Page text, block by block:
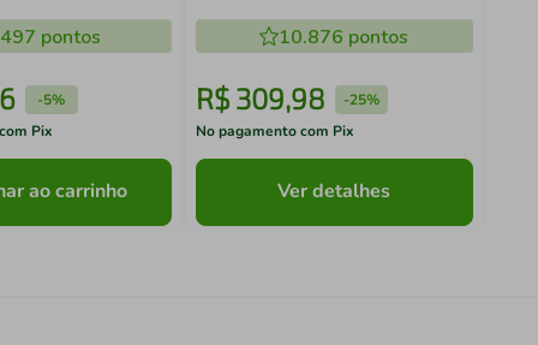
pontos
-5%
Pix
ao carrinho
10.876 pontos
R$ 309,98 -25%
No pagamento com Pix
Ver detalhes